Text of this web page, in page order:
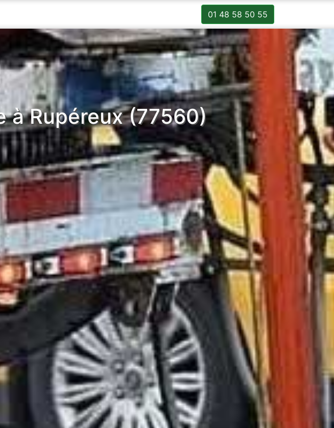
01 48 58 50 55
à Rupéreux (77560)